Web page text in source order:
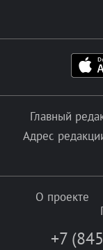
Главный
Адрес
О проекте
+7